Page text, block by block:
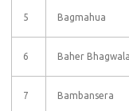
5 Bagmahua
6 Baher
7 Bambansera